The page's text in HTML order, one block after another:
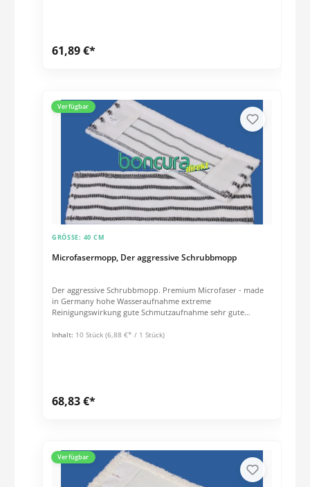
61,89 €*
Verfügbar
Microfasermopp, Der aggressive Schrubbmopp
GRÖSSE: 40 CM
Der aggressive Schrubbmopp. Premium Microfaser - made
in Germany hohe Wasseraufnahme extreme
Reinigungswirkung gute Schmutzaufnahme sehr gute
Streifen zum Lösen hartnäckigster Verschmutzungen für alle
Inhalt: 10 Stück (6,88 €* / 1 Stück)
68,83 €*
Verfügbar